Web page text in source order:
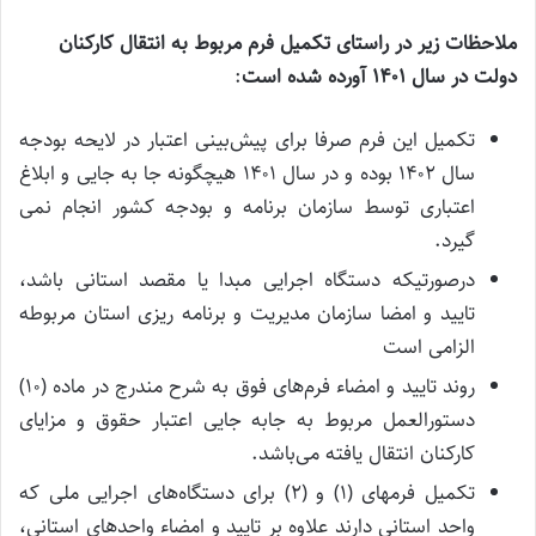
ملاحظات زیر در راستای تکمیل فرم مربوط به انتقال کارکنان
دولت در سال ۱۴۰۱ آورده شده است
:
تکمیل این فرم صرفا برای پیش‌بینی اعتبار در لایحه بودجه
سال ۱۴۰۲ بوده و در سال ۱۴۰۱ هیچگونه جا به جایی و ابلاغ
اعتباری توسط سازمان برنامه و بودجه کشور انجام نمی
گیرد.
درصورتیکه دستگاه اجرایی مبدا یا مقصد استانی باشد،
تایید و امضا سازمان مدیریت و برنامه ریزی استان مربوطه
الزامی است
روند تایید و امضاء فرم‌های فوق به شرح مندرج در ماده (۱۰)
دستورالعمل مربوط به جابه جایی اعتبار حقوق و مزایای
کارکنان انتقال یافته می‌باشد.
تکمیل فرمهای (۱) و (۲) برای دستگاه‌های اجرایی ملی که
واحد استانی دارند علاوه بر تایید و امضاء واحدهای استانی،